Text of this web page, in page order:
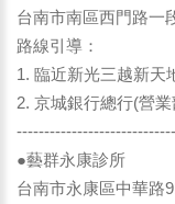
台南市南區西門路一
路線引導：
1. 臨近新光三越新天
2. 京城銀行總行(營
●藝群永康診所
台南市永康區中華路